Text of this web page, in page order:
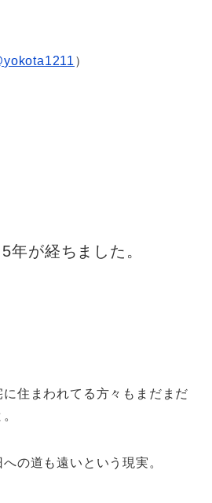
yokota1211 ）
年が経ちました。
住まわれてる方々もまだまだ
の道も遠いという現実。